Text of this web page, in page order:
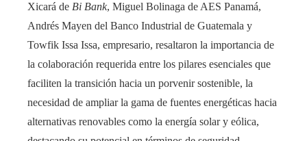
Xicará de Bi Bank, Miguel Bolinaga de AES Panamá,
Andrés Mayen del Banco Industrial de Guatemala y
Towfik Issa Issa, empresario, resaltaron la importancia de
la colaboración requerida entre los pilares esenciales que
faciliten la transición hacia un porvenir sostenible, la
necesidad de ampliar la gama de fuentes energéticas hacia
alternativas renovables como la energía solar y eólica,